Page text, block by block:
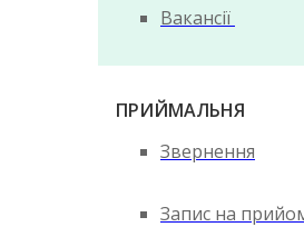
Вакансії
ПРИЙМАЛЬНЯ
Звернення
Запис на